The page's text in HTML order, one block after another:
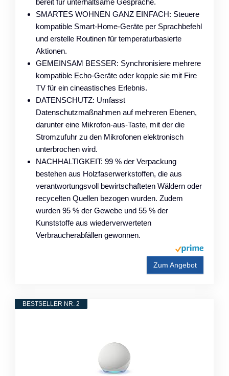
SMARTES WOHNEN GANZ EINFACH: Steuere
kompatible Smart-Home-Geräte per Sprachbefehl
und erstelle Routinen für temperaturbasierte
Aktionen.
GEMEINSAM BESSER: Synchronisiere mehrere
kompatible Echo-Geräte oder kopple sie mit Fire
TV für ein cineastisches Erlebnis.
DATENSCHUTZ: Umfasst
Datenschutzmaßnahmen auf mehreren Ebenen,
darunter eine Mikrofon-aus-Taste, mit der die
Stromzufuhr zu den Mikrofonen elektronisch
unterbrochen wird.
NACHHALTIGKEIT: 99 % der Verpackung
bestehen aus Holzfaserwerkstoffen, die aus
verantwortungsvoll bewirtschafteten Wäldern oder
recycelten Quellen bezogen wurden. Zudem
wurden 95 % der Gewebe und 55 % der
Kunststoffe aus wiederverwerteten
Verbraucherabfällen gewonnen.
Zum Angebot
BESTSELLER NR. 2